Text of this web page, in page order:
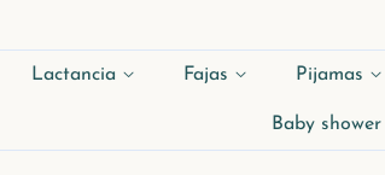
Lactancia Fajas Pijamas
Baby shower